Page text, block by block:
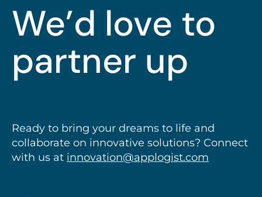
We’d love to
partner up
Ready to bring your dreams to life and
collaborate on innovative solutions? Connect
with us at innovation@applogist.com